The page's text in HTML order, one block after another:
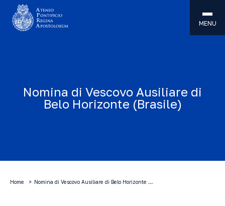
MENU
Nomina di Vescovo Ausiliare di
Belo Horizonte (Brasile)
Home Nomina di Vescovo Ausiliare di Belo Horizonte …